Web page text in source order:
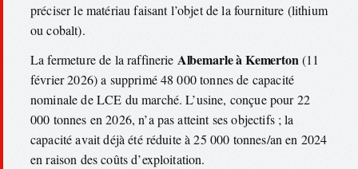
préciser le matériau faisant l’objet de la fourniture (lithium
ou cobalt).
La fermeture de la raffinerie Albemarle à Kemerton (11
février 2026) a supprimé 48 000 tonnes de capacité
nominale de LCE du marché. L’usine, conçue pour 22
000 tonnes en 2026, n’a pas atteint ses objectifs ; la
capacité avait déjà été réduite à 25 000 tonnes/an en 2024
en raison des coûts d’exploitation.